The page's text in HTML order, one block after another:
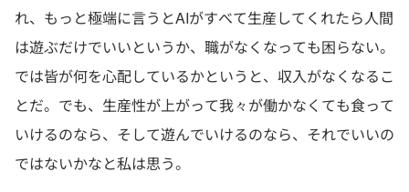
れ、もっと極端に言うとAIがすべて生産してくれたら人間
は遊ぶだけでいいというか、職がなくなっても困らない。
では皆が何を心配しているかというと、収入がなくなるこ
とだ。でも、生産性が上がって我々が働かなくても食って
いけるのなら、そして遊んでいけるのなら、それでいいの
ではないかなと私は思う。